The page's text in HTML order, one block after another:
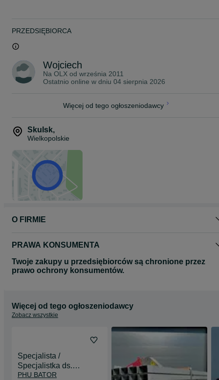
Mieścimy się w miejscowości Skulsk pomiędzy Koninem a
Inowrocławiem
Woj. Wielkopolskie, droga krajowa nr 25.
Umożliwiamy transport po całej Polsce.
PRZEDSIĘBIORCA
Wojciech
Na OLX od września 2011
Ostatnio online w dniu 04 sierpnia 2026
Więcej od tego ogłoszeniodawcy
Skulsk,
Wielkopolskie
O FIRMIE
PRAWA KONSUMENTA
Twoje zakupy u przedsiębiorców są chronione przez
prawo ochrony konsumentów.
Więcej od tego ogłoszeniodawcy
Zobacz wszystkie
Specjalista /
Specjalistka ds.
administracyjno-
PHU BATOR